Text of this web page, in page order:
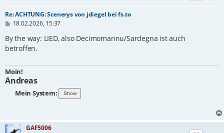
Re: ACHTUNG: Scenerys von jdiegel bei fs.to
B
i
t
r
g
18.02.2026, 15:37
By the way: LIED, also Decimomannu/Sardegna ist auch
betroffen.
Moin!
Andreas
Mein System:
GAF5006